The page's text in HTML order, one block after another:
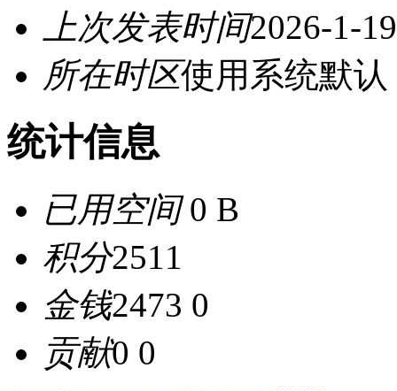
上次发表时间2026-1-
所在时区使用系统默认
统计信息
已用空间0 B
积分2511
金钱2473 0
贡献0 0